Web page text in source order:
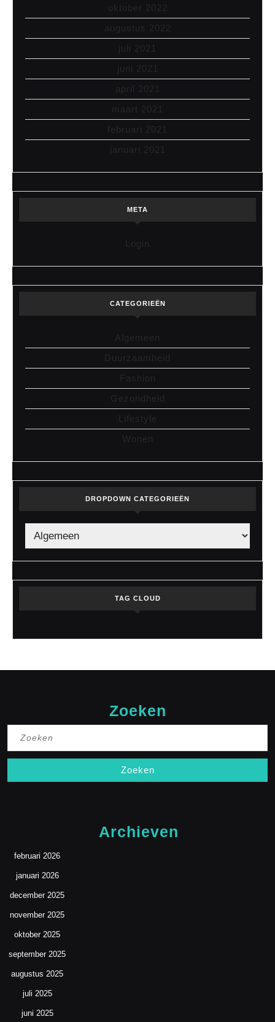
oktober 2022
augustus 2022
juli 2021
juni 2021
april 2021
maart 2021
februari 2021
januari 2021
META
Login
CATEGORIEËN
Algemeen
Duurzaamheid
Fashion
Gezondheid
Lifestyle
Wonen
DROPDOWN CATEGORIEËN
TAG CLOUD
Zoeken
naar:
Archieven
februari 2026
januari 2026
december 2025
november 2025
oktober 2025
september 2025
augustus 2025
juli 2025
juni 2025